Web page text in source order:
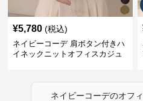
¥5,780 (税込)
ネイビーコーデ 肩ボタン付きハ
イネックニットオフィスカジュ
ネイビーコーデのオフ